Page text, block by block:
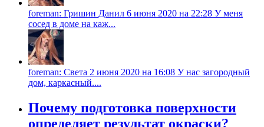
foreman: Гришин Данил 6 июня 2020 на 22:28 У меня
сосед в доме на каж...
foreman: Света 2 июня 2020 на 16:08 У нас загородный
дом, каркасный....
Почему подготовка поверхности
определяет результат окраски?